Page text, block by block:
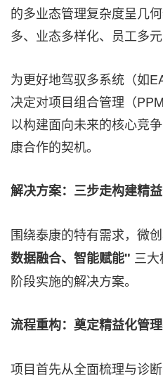
的多业态管理复杂度呈几
多、业态多样化、员工多元
为更好地驾驭多系统（如
决定对项目组合管理（
以构建面向未来的核心竞
康合作的契机。
解决方案：三步走构建精
围绕泰康的特有需求，微
数据融合、智能赋能" 三
阶段实施的解决方案。
流程重构：奠定精益化管
项目首先从全面梳理与诊